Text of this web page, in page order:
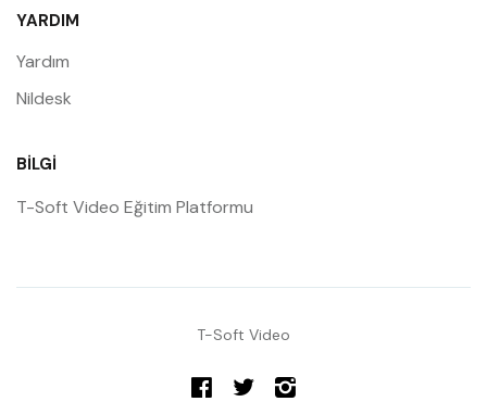
YARDIM
Yardım
Nildesk
BILGI
T-Soft Video Eğitim Platformu
T-Soft Video